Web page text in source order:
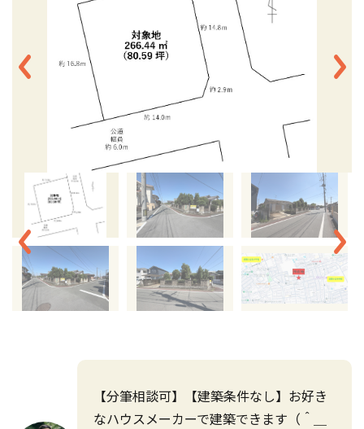
【分筆相談可】【建築条件なし】お好き
なハウスメーカーで建築できます（＾＿